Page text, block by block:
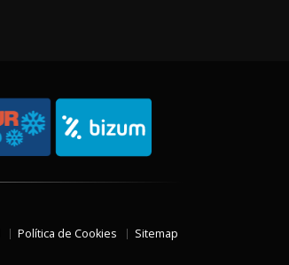
Política de Cookies Sitemap